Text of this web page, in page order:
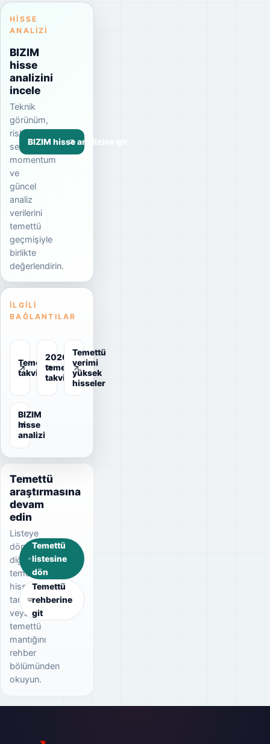
HISSE
ANALIZI
BIZIM
hisse
analizini
incele
Teknik
görünüm,
risk
seviyesi,
momentum
ve
güncel
analiz
verilerini
temettü
geçmişiyle
birlikte
değerlendirin.
BIZIM hisse analizine git
İLGILI
BAĞLANTILAR
Temettü
takvimi
2026
temettü
takvimi
Temettü
verimi
yüksek
hisseler
BIZIM
hisse
analizi
Temettü
araştırmasına
devam
edin
Listeye
dönerek
diğer
temettü
hisselerini
tarayın
veya
temettü
mantığını
rehber
bölümünden
okuyun.
Temettü
listesine
dön
Temettü
rehberine
git